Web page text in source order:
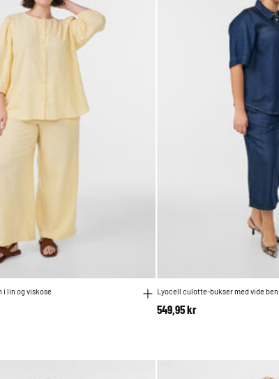
i lin og viskose Lyocell culotte-bukser med vide
549,95 kr